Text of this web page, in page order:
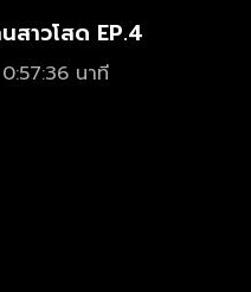
สาวโสด EP.4
0:57:36 นาที